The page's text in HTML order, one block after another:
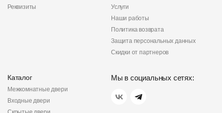
Реквизиты
Услуги
Наши работы
Политика возврата
Защита персональных данных
Скидки от партнеров
Каталог
Межкомнатные двери
Входные двери
Мы в социальных сетях: